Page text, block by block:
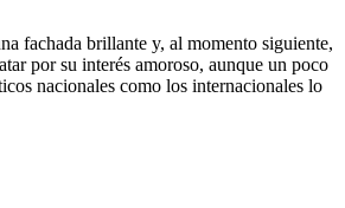
fachada brillante y, al momento siguiente,
por su interés amoroso, aunque un poco
nacionales como los internacionales lo